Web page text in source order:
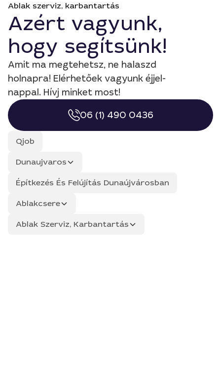
Ablak szerviz, karbantartás
Azért vagyunk,
hogy segítsünk!
Amit ma megtehetsz, ne halaszd
holnapra! Elérhetőek vagyunk éjjel-
nappal. Hívj minket most!
06 (1) 490 0436
Qjob
Dunaujvaros
Építkezés És Felújítás Dunaújvárosban
Ablakcsere
Ablak Szerviz, Karbantartás